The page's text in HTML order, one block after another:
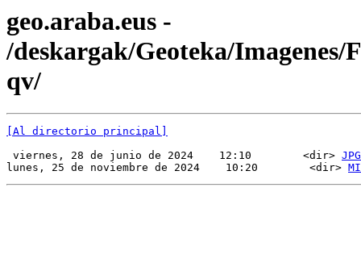
geo.araba.eus -
/deskargak/Geoteka/Imagenes/
qv/
[Al directorio principal]
viernes, 28 de junio de 2024    12:10        <dir> JPG
lunes, 25 de noviembre de 2024    10:20        <dir>